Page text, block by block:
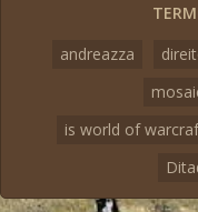
andreazza
is world of